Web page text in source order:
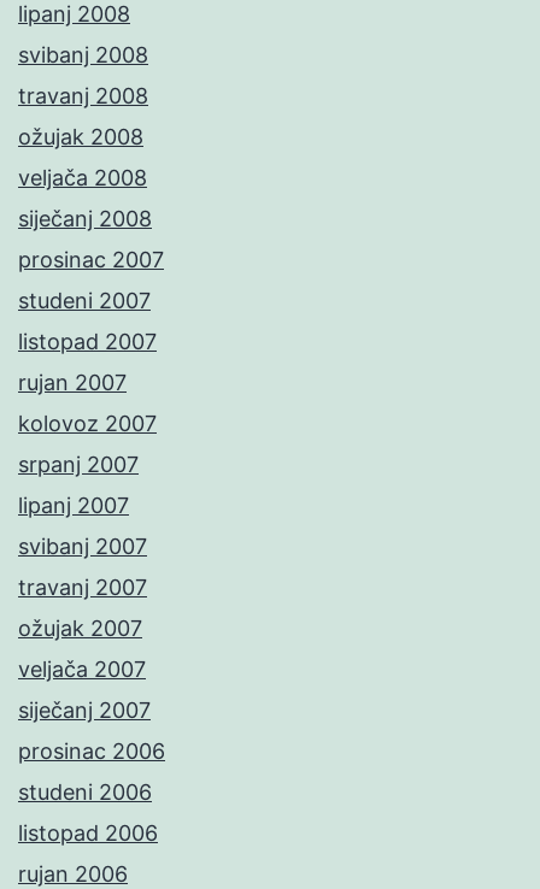
lipanj 2008
svibanj 2008
travanj 2008
ožujak 2008
veljača 2008
siječanj 2008
prosinac 2007
studeni 2007
listopad 2007
rujan 2007
kolovoz 2007
srpanj 2007
lipanj 2007
svibanj 2007
travanj 2007
ožujak 2007
veljača 2007
siječanj 2007
prosinac 2006
studeni 2006
listopad 2006
rujan 2006